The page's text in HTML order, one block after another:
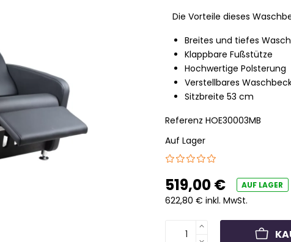
Die Vorteile dieses
Breites und tiefes
Klappbare Fußstütze
Hochwertige Polsterung
Verstellbares
Sitzbreite 53 cm
Referenz HOE30003MB
Auf Lager
519,00 € AUF LAGER
622,80 € inkl. MwSt.